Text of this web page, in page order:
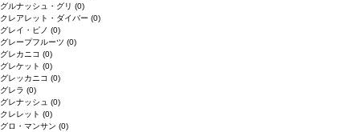
グルナッシュ・グリ (0)
クレアレット・ダイバー (0)
グレイ・ピノ (0)
グレープフルーツ (0)
グレカニコ (0)
グレケット (0)
グレッカニコ (0)
グレラ (0)
グレナッシュ (0)
クレレット (0)
グロ・マンサン (0)